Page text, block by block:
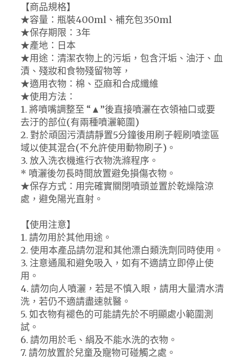
【商品規格】
★容量：瓶裝400ml、補充包350ml
★保存期限：3年
★產地：日本
★用途：清潔衣物上的污垢，包含汗垢、油汙、血
漬、殘妝和食物殘留物等，
★適用衣物：棉、亞麻和合成纖維
★使用方法：
1. 將噴嘴調整至 “▲”後直接噴灑在衣領袖口或要
去汙的部位(有兩種噴灑範圍)
2. 對於頑固污漬請靜置5分鐘後用刷子輕刷噴塗區
域以使其混合(不允許使用動物刷子)。
3. 放入洗衣機進行衣物洗滌程序。
* 噴灑後勿長時間放置避免損傷衣物。
★保存方式：用完確實關閉噴頭並置於乾燥陰涼
處，避免陽光直射。
【使用注意】
1. 請勿用於其他用途。
2. 使用本產品請勿混和其他漂白類洗劑同時使用。
3. 注意通風和避免吸入，如有不適請立即停止使
用。
4. 請勿向人噴灑，若是不慎入眼，請用大量清水清
洗，若仍不適請盡速就醫。
5. 如衣物有褪色的可能請先於不明顯處小範圍測
試。
6. 請勿用於毛、絹及不能水洗的衣物。
7. 請勿放置於兒童及寵物可碰觸之處。